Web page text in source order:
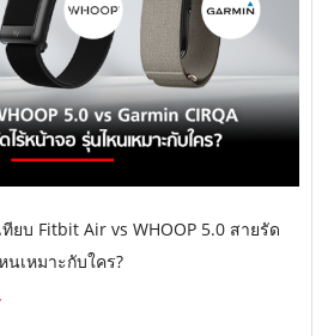
ยบ Fitbit Air vs WHOOP 5.0 สายรัด
เหมาะกับใคร?